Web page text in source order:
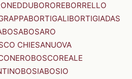
BOROREBORRELLO
BORTIGALIBORTIGIADAS
BOSABOSARO
CHIESANUOVA
BOSCOREALE
BOSIABOSIO